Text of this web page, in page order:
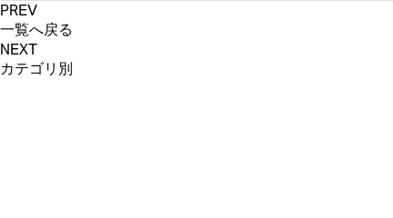
PREV
一覧へ戻る
NEXT
カテゴリ別